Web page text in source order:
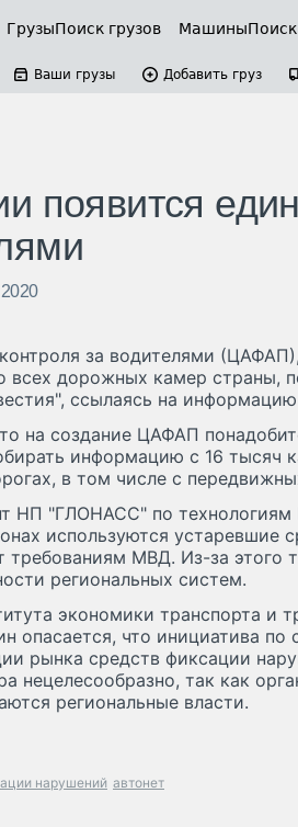
ГрузыПоиск грузов Машины
Ваши грузы Добавить груз
появится
за водителями
всех дорожных камер страны,
ссылаясь на
на создание ЦАФАП
информацию с 16 тысяч
в том числе с
НП "ГЛОНАСС" по технологиям
используются устаревшие
требованиям МВД. Из-за этого
региональных систем.
экономики транспорта и
опасается, что инициатива
рынка средств фиксации
нецелесообразно, так как
региональные власти.
нарушений автонет